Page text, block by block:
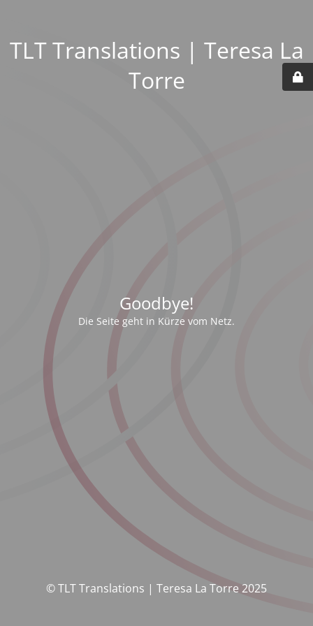
TLT Translations | Teresa La
Torre
Goodbye!
Die Seite geht in Kürze vom Netz.
© TLT Translations | Teresa La Torre 2025